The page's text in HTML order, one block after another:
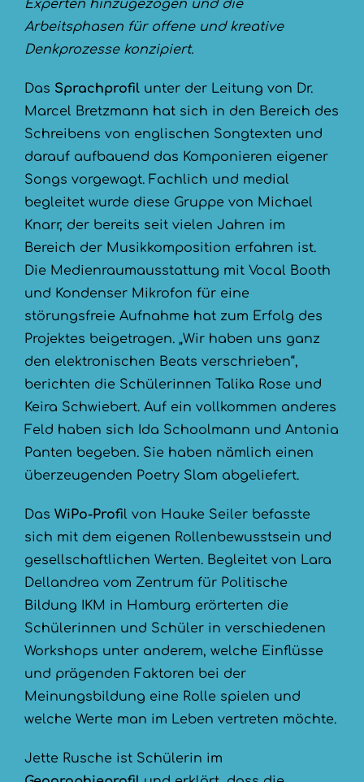
Experten hinzugezogen und die
Arbeitsphasen für offene und kreative
Denkprozesse konzipiert.
Das Sprachprofilunter der Leitung von Dr.
Marcel Bretzmann hat sich in den Bereich des
Schreibens von englischen Songtexten und
darauf aufbauend das Komponieren eigener
Songs vorgewagt. Fachlich und medial
begleitet wurde diese Gruppe von Michael
Knarr, der bereits seit vielen Jahren im
Bereich der Musikkomposition erfahren ist.
Die Medienraumausstattung mit Vocal Booth
und Kondenser Mikrofon für eine
störungsfreie Aufnahme hat zum Erfolg des
Projektes beigetragen. „Wir haben uns ganz
den elektronischen Beats verschrieben“,
berichten die Schülerinnen Talika Rose und
Keira Schwiebert. Auf ein vollkommen anderes
Feld haben sich Ida Schoolmann und Antonia
Panten begeben. Sie haben nämlich einen
überzeugenden Poetry Slam abgeliefert.
Das WiPo-Profil von Hauke Seiler befasste
sich mit dem eigenen Rollenbewusstsein und
gesellschaftlichen Werten. Begleitet von Lara
Dellandrea vom Zentrum für Politische
Bildung IKM in Hamburg erörterten die
Schülerinnen und Schüler in verschiedenen
Workshops unter anderem, welche Einflüsse
und prägenden Faktoren bei der
Meinungsbildung eine Rolle spielen und
welche Werte man im Leben vertreten möchte.
Jette Rusche ist Schülerin im